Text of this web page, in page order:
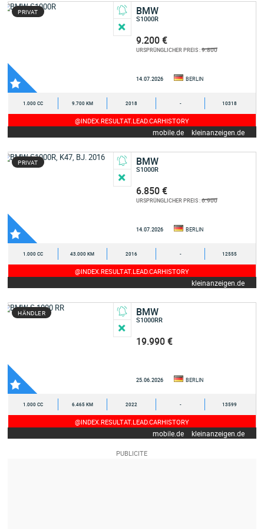
PRIVAT BMW
S1000R
9.200 €
URSPRÜNGLICHER PREIS :9.800
14.07.2026 BERLIN
1.000 CC 9.700 KM 2018 - 10318
@INDEX.RESULTAT.LEAD.CARHISTORY
mobile.de kleinanzeigen.de
PRIVAT BMW
S1000R
6.850 €
URSPRÜNGLICHER PREIS :6.900
14.07.2026 BERLIN
1.000 CC 43.000 KM 2016 - 12555
@INDEX.RESULTAT.LEAD.CARHISTORY
kleinanzeigen.de
HÄNDLER BMW
S1000RR
19.990 €
25.06.2026 BERLIN
1.000 CC 6.465 KM 2022 - 13599
@INDEX.RESULTAT.LEAD.CARHISTORY
mobile.de kleinanzeigen.de